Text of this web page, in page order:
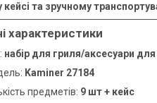
кейсі та зручному
характеристики
набір для гриля/аксесуари
Kaminer 27184
предметів: 9 шт + кейс